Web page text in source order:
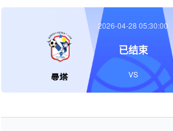
曼塔
2026-04-28 05:30:00
已结束
VS